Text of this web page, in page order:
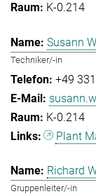
K-0.214
Susann
Techniker/-in
+49
K-0.214
Plant
Richard
Gruppenleiter/-in